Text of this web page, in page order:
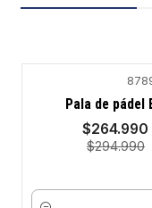
-10%Pala de pádel
$264.990
$294.990